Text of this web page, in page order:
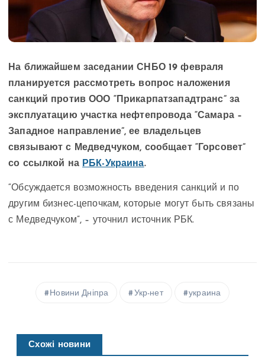
На ближайшем заседании СНБО 19 февраля
планируется рассмотреть вопрос наложения
санкций против ООО “Прикарпатзападтранс” за
эксплуатацию участка нефтепровода “Самара –
Западное направление”, ее владельцев
связывают с Медведчуком, сообщает “Горсовет”
со ссылкой на РБК-Украина.
“Обсуждается возможность введения санкций и по
другим бизнес-цепочкам, которые могут быть связаны
с Медведчуком”, – уточнил источник РБК.
Новини Дніпра Укр-нет украина
Схожі новини